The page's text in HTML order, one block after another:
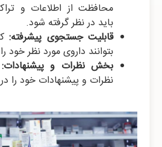
محافظت از اطلاعات و
باید در نظر گرفته شود.
قابلیت جستجوی پیشرفته:
بتوانند داروی مورد نظر خود
بخش نظرات و پیشنهادات:
نظرات و پیشنهادات خود را